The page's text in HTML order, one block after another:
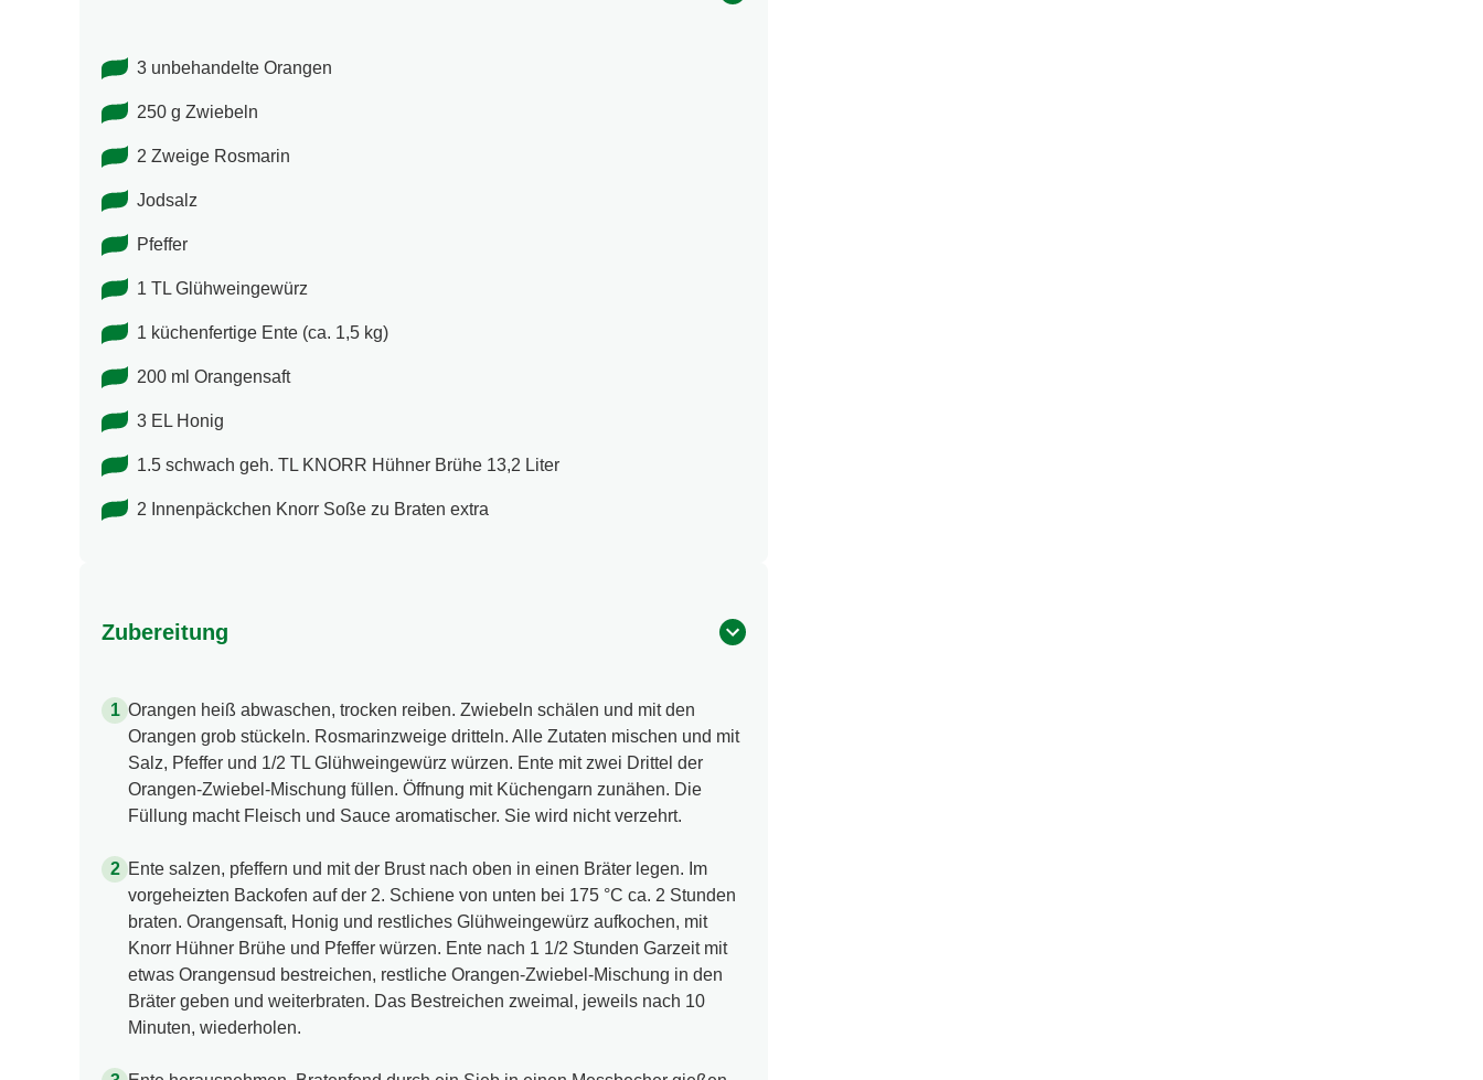
3 unbehandelte Orangen
250 g Zwiebeln
2 Zweige Rosmarin
Jodsalz
Pfeffer
1 TL Glühweingewürz
1 küchenfertige Ente (ca. 1,5 kg)
200 ml Orangensaft
3 EL Honig
1.5 schwach geh. TL KNORR Hühner Brühe 13,2 Liter
2 Innenpäckchen Knorr Soße zu Braten extra
Zubereitung
Orangen heiß abwaschen, trocken reiben. Zwiebeln schälen und mit den
Orangen grob stückeln. Rosmarinzweige dritteln. Alle Zutaten mischen und mit
Salz, Pfeffer und 1/2 TL Glühweingewürz würzen. Ente mit zwei Drittel der
Orangen-Zwiebel-Mischung füllen. Öffnung mit Küchengarn zunähen. Die
Füllung macht Fleisch und Sauce aromatischer. Sie wird nicht verzehrt.
Ente salzen, pfeffern und mit der Brust nach oben in einen Bräter legen. Im
vorgeheizten Backofen auf der 2. Schiene von unten bei 175 °C ca. 2 Stunden
braten. Orangensaft, Honig und restliches Glühweingewürz aufkochen, mit
Knorr Hühner Brühe und Pfeffer würzen. Ente nach 1 1/2 Stunden Garzeit mit
etwas Orangensud bestreichen, restliche Orangen-Zwiebel-Mischung in den
Bräter geben und weiterbraten. Das Bestreichen zweimal, jeweils nach 10
Minuten, wiederholen.